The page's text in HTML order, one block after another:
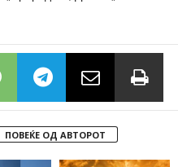
ПОВЕЌЕ ОД АВТОРОТ